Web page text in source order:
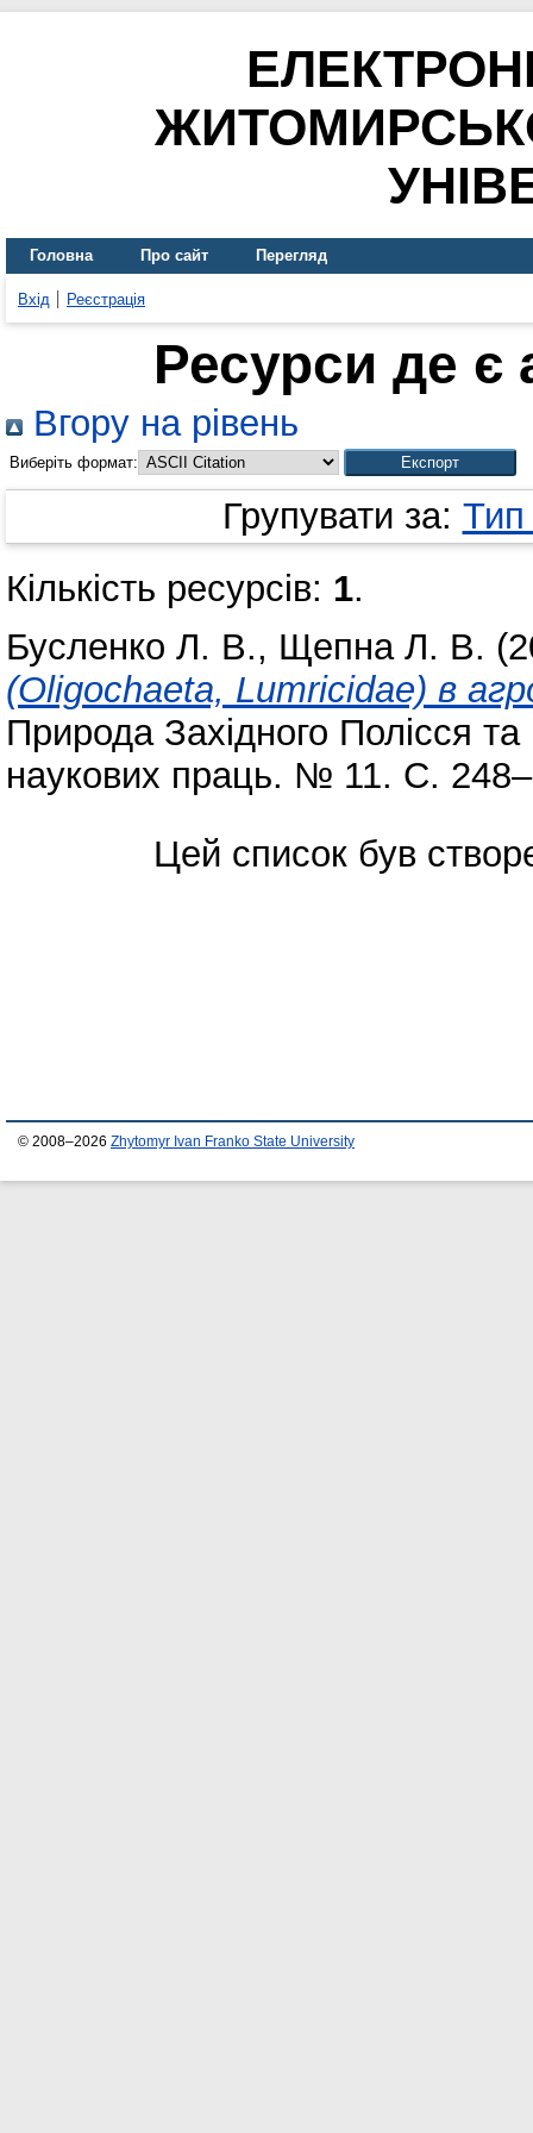
Головна Про сайт Перегляд
Вхід Реєстрація
Ресурси де є
Вгору на рівень
Виберіть формат:
Групувати за: Тип
Кількість ресурсів: 1.
Бусленко Л. В., Щепна Л. В.
(Oligochaeta, Lumricidae) в
Природа Західного Полісся та
наукових праць. № 11. С.
Цей список був
© 2008–2026 Zhytomyr Ivan Franko State University